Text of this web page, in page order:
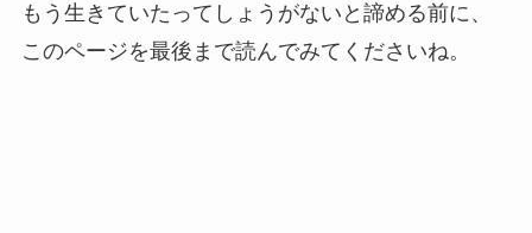
もう生きていたってしょうがないと諦める前に、
このページを最後まで読んでみてくださいね。